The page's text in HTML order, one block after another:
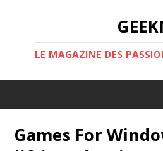
LE MAGAZINE DES
Games For